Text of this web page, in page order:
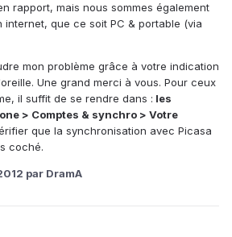
rapport, mais nous sommes également
internet, que ce soit PC & portable (via
mon problème grâce à votre indication
Une grand merci à vous. Pour ceux
il suffit de se rendre dans : les
> Comptes & synchro > Votre
que la synchronisation avec Picasa
coché.
par DramA